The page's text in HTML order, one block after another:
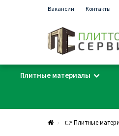
Вакансии Контакты
Плитные материалы
👉 Плитные